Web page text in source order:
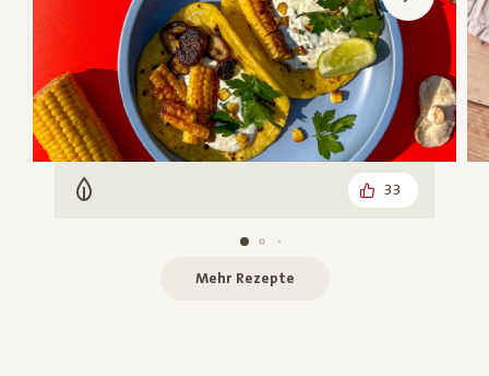
Vegetarisch 33
Mehr Rezepte